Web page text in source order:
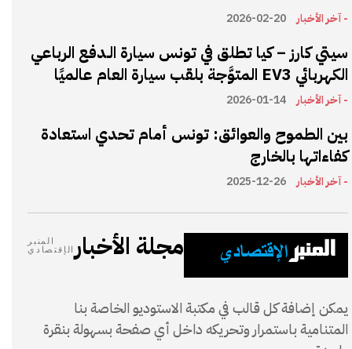
- آخر الأخبار 2026-02-20
سيتي كارز – كيا تطلق في تونس سيارة الـدفع الرباعي
الكهربائي EV3 المتوَّجة بلقب سيارة العام عالميًا
- آخر الأخبار 2026-01-14
بين الطموح والعوائق: تونس أمام تحدي استعادة
كفاءاتها بالخارج
- آخر الأخبار 2025-12-26
مجلة الأخبار
المنبر
الإقتصادي
يمكن إضافة كل قالب في مكتبة الاستوديو الخاصة بنا
المتنامية باستمرار وتحريكه داخل أي صفحة بسهولة بنقرة